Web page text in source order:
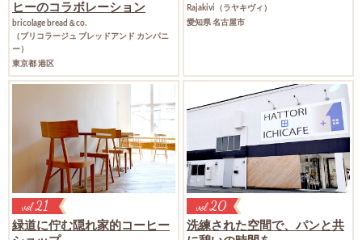
ヒーのコラボレーション
bricolage bread＆co.
（ブリコラージュ ブレッドアンド カンパニ
ー）
東京都 港区
Rajakivi（ラヤキヴィ）
愛知県 名古屋市
vol21
緑道に佇む隠れ家的コーヒー
vol20
洗練された空間で、 パンと共